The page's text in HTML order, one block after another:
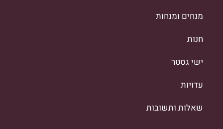
מנחים ומנחות
חנות
ישי גסטר
עדויות
שאלות ותשובות